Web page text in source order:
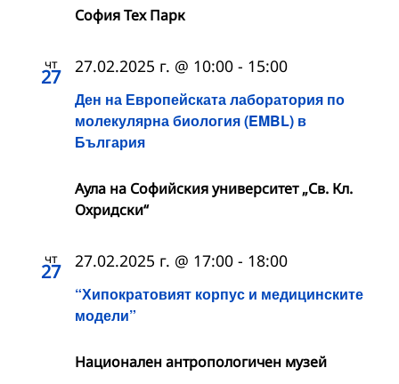
София Тех Парк
чт
27
Ден на Европейската лаборатория по
молекулярна биология (EMBL) в
България
27.02.2025 г. @ 10:00 - 15:00
Аула на Софийския университет „Св. Кл.
Охридски“
чт
27
“Хипократовият корпус и медицинските
модели”
27.02.2025 г. @ 17:00 - 18:00
Национален антропологичен музей